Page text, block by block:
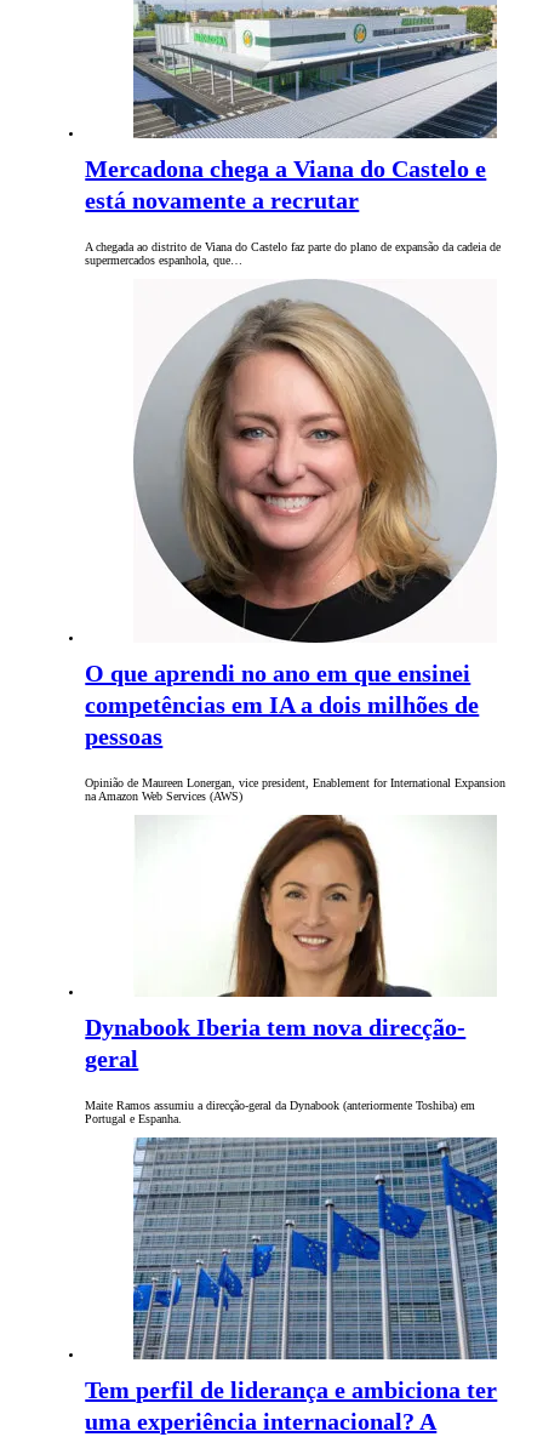
Mercadona chega a Viana do Castelo e
está novamente a recrutar
A chegada ao distrito de Viana do Castelo faz parte do plano de expansão da cadeia de
supermercados espanhola, que…
O que aprendi no ano em que ensinei
competências em IA a dois milhões de
pessoas
Opinião de Maureen Lonergan, vice president, Enablement for International Expansion
na Amazon Web Services (AWS)
Dynabook Iberia tem nova direcção-
geral
Maite Ramos assumiu a direcção-geral da Dynabook (anteriormente Toshiba) em
Portugal e Espanha.
Tem perfil de liderança e ambiciona ter
uma experiência internacional? A